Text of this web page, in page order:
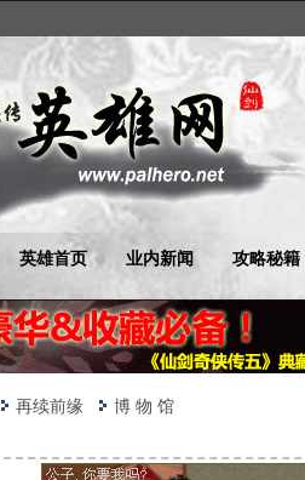
英雄首页 业内新闻 攻略秘籍
再续前缘 博 物 馆